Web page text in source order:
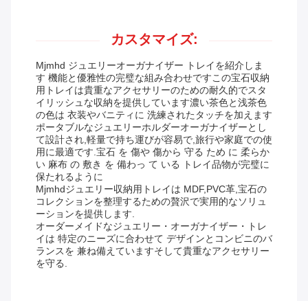
カスタマイズ:
Mjmhd ジュエリーオーガナイザー トレイを紹介しま
す 機能と優雅性の完璧な組み合わせですこの宝石収納
用トレイは貴重なアクセサリーのための耐久的でスタ
イリッシュな収納を提供しています濃い茶色と浅茶色
の色は 衣装やバニティに 洗練されたタッチを加えます
ポータブルなジュエリーホルダーオーガナイザーとし
て設計され,軽量で持ち運びが容易で,旅行や家庭での使
用に最適です.宝石 を 傷や 傷から 守る ため に 柔らか
い 麻布 の 敷き を 備わっ て いる トレイ品物が完璧に
保たれるように
Mjmhdジュエリー収納用トレイは MDF,PVC革,宝石の
コレクションを整理するための贅沢で実用的なソリュ
ーションを提供します.
オーダーメイドなジュエリー・オーガナイザー・トレ
イは 特定のニーズに合わせて デザインとコンビニのバ
ランスを 兼ね備えていますそして貴重なアクセサリー
を守る.